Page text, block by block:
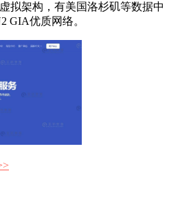
拟架构，有美国洛杉矶等数据中
GIA优质网络。